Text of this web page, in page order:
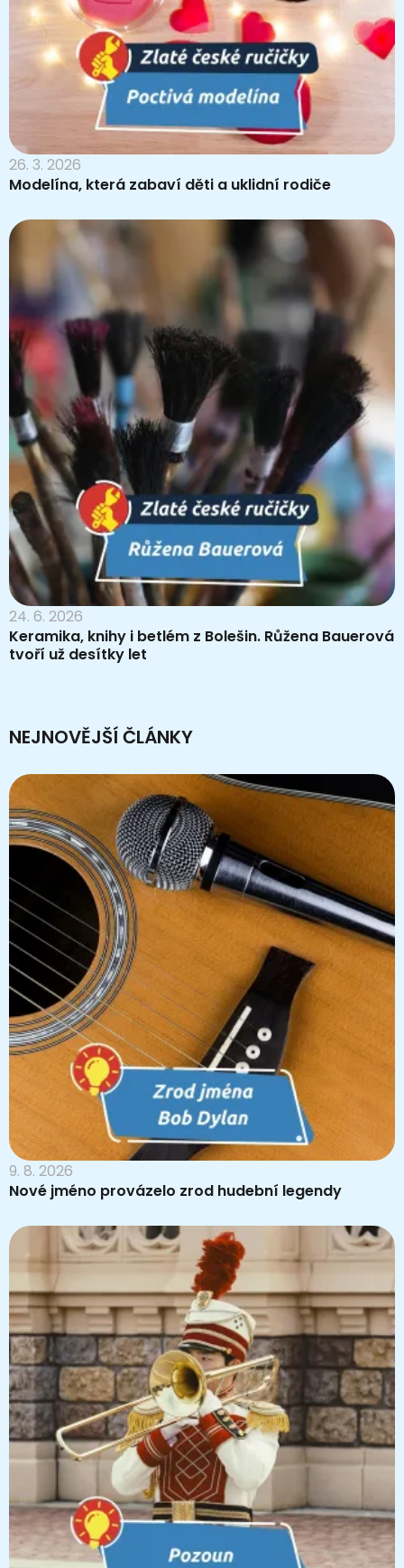
26. 3. 2026
Modelína, která zabaví děti a uklidní rodiče
24. 6. 2026
Keramika, knihy i betlém z Bolešin. Růžena Bauerová
tvoří už desítky let
NEJNOVĚJŠÍ ČLÁNKY
9. 8. 2026
Nové jméno provázelo zrod hudební legendy